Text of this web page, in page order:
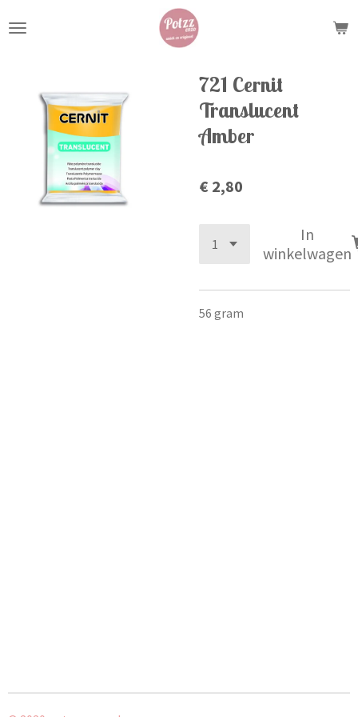
direct
hoofdinhoud
721 Cernit
Translucent
Amber
€ 2,80
In
winkelwagen
56 gram